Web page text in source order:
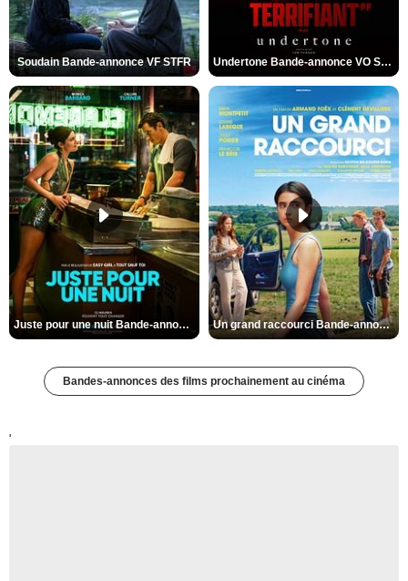
Soudain Bande-annonce VF STFR Undertone Bande-annonce VO STFR
Juste pour une nuit Bande-annonce VO STFR Un grand raccourci Bande-annonce VF
Bandes-annonces des films prochainement au cinéma
'